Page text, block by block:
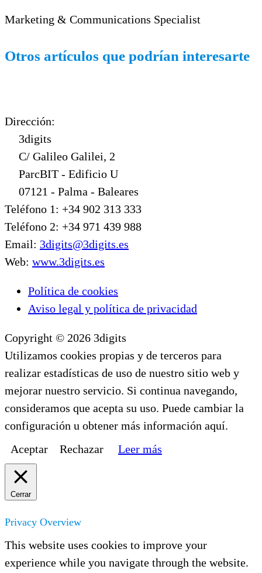
Marketing & Communications Specialist
Otros artículos que podrían interesarte
Dirección:
3digits
C/ Galileo Galilei, 2
ParcBIT - Edificio U
07121 - Palma - Baleares
Teléfono 1: +34 902 313 333
Teléfono 2: +34 971 439 988
Email: 3digits@3digits.es
Web: www.3digits.es
Política de cookies
Aviso legal y política de privacidad
Copyright © 2026 3digits
Utilizamos cookies propias y de terceros para
realizar estadísticas de uso de nuestro sitio web y
mejorar nuestro servicio. Si continua navegando,
consideramos que acepta su uso. Puede cambiar la
configuración u obtener más información aquí.
Aceptar
Rechazar Leer más
Cerrar
Privacy Overview
This website uses cookies to improve your
experience while you navigate through the website.